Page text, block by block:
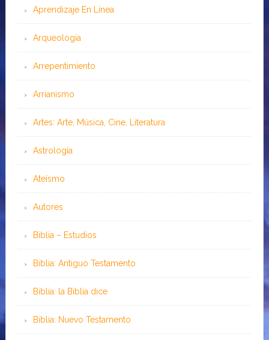
Aprendizaje En Línea
Arqueología
Arrepentimiento
Arrianismo
Artes: Arte, Música, Cine, Literatura
Astrología
Ateísmo
Autores
Biblia – Estudios
Biblia: Antiguo Testamento
Biblia: la Biblia dice
Biblia: Nuevo Testamento